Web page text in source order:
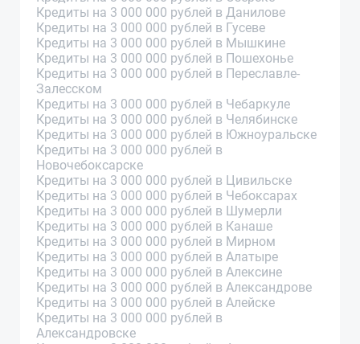
Кредиты на 3 000 000 рублей в Данилове
Кредиты на 3 000 000 рублей в Гусеве
Кредиты на 3 000 000 рублей в Мышкине
Кредиты на 3 000 000 рублей в Пошехонье
Кредиты на 3 000 000 рублей в Переславле-
Залесском
Кредиты на 3 000 000 рублей в Чебаркуле
Кредиты на 3 000 000 рублей в Челябинске
Кредиты на 3 000 000 рублей в Южноуральске
Кредиты на 3 000 000 рублей в
Новочебоксарске
Кредиты на 3 000 000 рублей в Цивильске
Кредиты на 3 000 000 рублей в Чебоксарах
Кредиты на 3 000 000 рублей в Шумерли
Кредиты на 3 000 000 рублей в Канаше
Кредиты на 3 000 000 рублей в Мирном
Кредиты на 3 000 000 рублей в Алатыре
Кредиты на 3 000 000 рублей в Алексине
Кредиты на 3 000 000 рублей в Александрове
Кредиты на 3 000 000 рублей в Алейске
Кредиты на 3 000 000 рублей в
Александровске